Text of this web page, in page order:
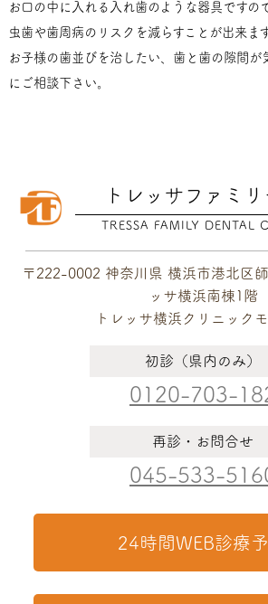
お口の中に入れる入れ歯のような器具ですの
虫歯や歯周病のリスクを減らすことが出来ます
お子様の歯並びを治したい、歯と歯の隙間が
にご相談下さい。
トレッサファミ
TRESSA FAMILY DENTAL
〒222-0002 神奈川県 横浜市港北区
ッサ横浜南棟1階
トレッサ横浜クリニック
初診（県内のみ）
0120-703-
再診・お問合せ
045-533-
24時間WEB診療